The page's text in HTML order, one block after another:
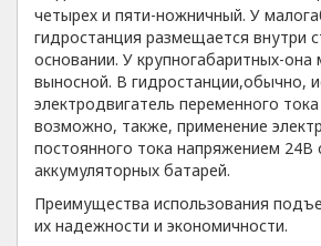
четырех и пяти-ножничный. У
гидростанция размещается внутри
основании. У крупногабаритных-
выносной. В гидростанции,обычно,
электродвигатель переменного
возможно, также, применение
постоянного тока напряжением 24В
аккумуляторных батарей.
Преимущества использования
их надежности и экономичности.